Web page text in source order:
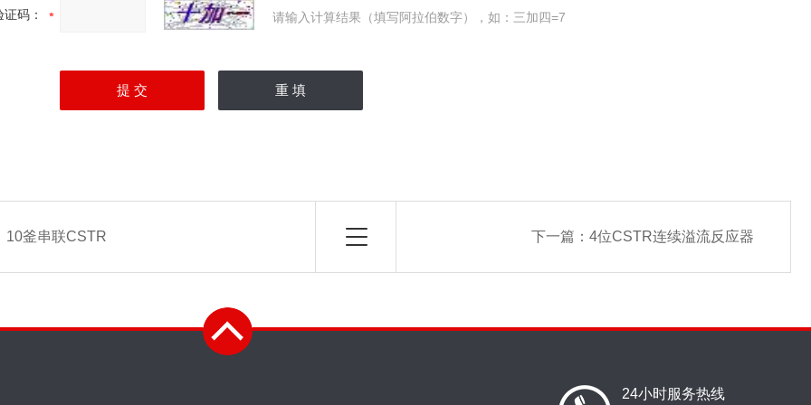
证码： 请输入计算结果（填写阿拉伯数字），如：三加四=7
10釜串联CSTR 下一篇： 4位CSTR连续溢流反应器
24小时服务热线